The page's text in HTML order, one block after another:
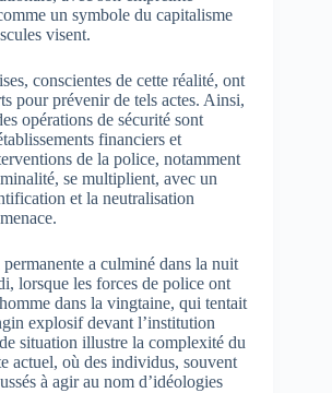
un symbole du capitalisme
visent.
conscientes de cette réalité, ont
pour prévenir de tels actes. Ainsi,
opérations de sécurité sont
financiers et
de la police, notamment
se multiplient, avec un
et la neutralisation
a culminé dans la nuit
lorsque les forces de police ont
dans la vingtaine, qui tentait
explosif devant l’institution
situation illustre la complexité du
actuel, où des individus, souvent
à agir au nom d’idéologies